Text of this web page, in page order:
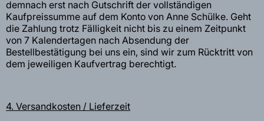
demnach erst nach Gutschrift der vollständigen
Kaufpreissumme auf dem Konto von Anne Schülke. Geht
die Zahlung trotz Fälligkeit nicht bis zu einem Zeitpunkt
von 7 Kalendertagen nach Absendung der
Bestellbestätigung bei uns ein, sind wir zum Rücktritt von
dem jeweiligen Kaufvertrag berechtigt.
4. Versandkosten / Lieferzeit